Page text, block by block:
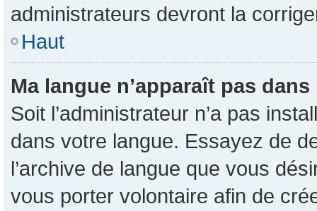
administrateurs devront la
Haut
Ma langue n’apparaît pas
Soit l’administrateur n’a pas
dans votre langue. Essayez de
l’archive de langue que vous
vous porter volontaire afin de